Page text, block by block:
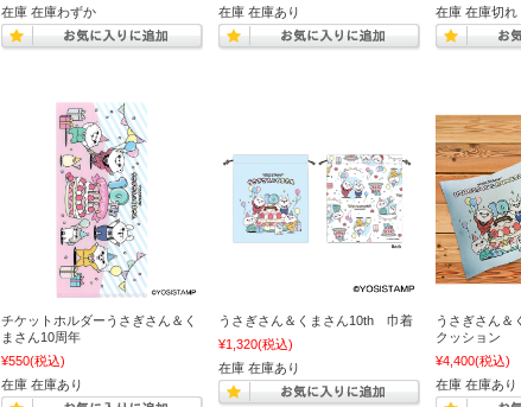
在庫 在庫わずか
在庫 在庫あり
在庫 在庫切れ
チケットホルダーうさぎさん＆く
まさん10周年
¥550(税込)
在庫 在庫あり
うさぎさん＆くまさん10th 巾着
¥1,320(税込)
在庫 在庫あり
うさぎさん
クッション
¥4,400(税込)
在庫 在庫あり